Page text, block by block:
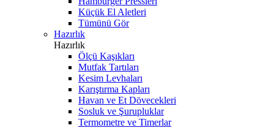
Küçük El Aletleri
Tümünü Gör
Hazırlık
Hazırlık
Ölçü Kaşıkları
Mutfak Tartıları
Kesim Levhaları
Karıştırma Kapları
Havan ve Et Dövecekleri
Sosluk ve Şurupluklar
Termometre ve Timerlar